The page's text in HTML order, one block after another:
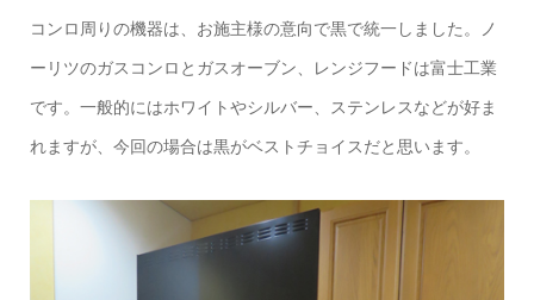
コンロ周りの機器は、お施主様の意向で黒で統一しました。ノ
ーリツのガスコンロとガスオーブン、レンジフードは富士工業
です。一般的にはホワイトやシルバー、ステンレスなどが好ま
れますが、今回の場合は黒がベストチョイスだと思います。